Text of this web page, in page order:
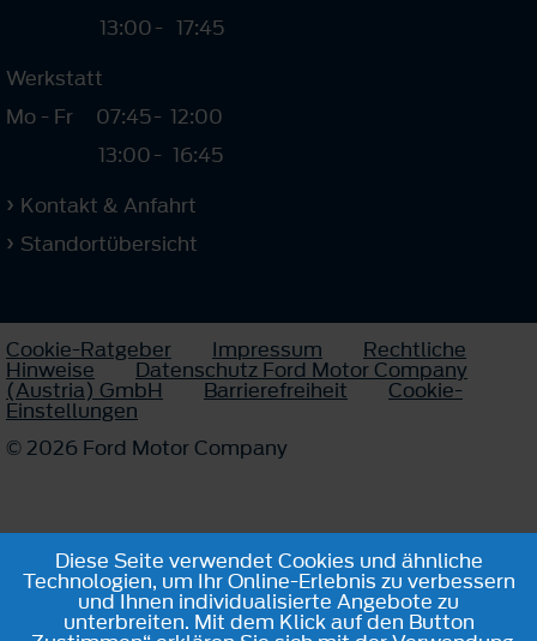
13:00- 17:45
Werkstatt
Mo - Fr
07:45
13:00
-
-
12:00
16:45
Kontakt & Anfahrt
Standortübersicht
Cookie-Ratgeber Impressum Rechtliche
Hinweise Datenschutz Ford Motor Company
(Austria) GmbH Barrierefreiheit Cookie-
Einstellungen
© 2026 Ford Motor Company
Diese Seite verwendet Cookies und ähnliche
Technologien, um Ihr Online-Erlebnis zu verbessern
und Ihnen individualisierte Angebote zu
unterbreiten. Mit dem Klick auf den Button